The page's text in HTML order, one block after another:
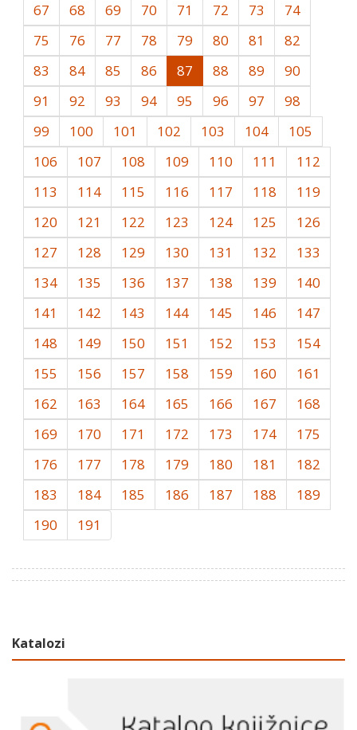
67
68 69 70 71 72 73
74
75
76 77 78 79 80 81
82
83
84 85 86 87 88 89
90
91
92 93 94 95 96 97
98
99
100 101 102 103 104
105
106
107 108 109 110 111
112
113
114 115 116 117 118
119
120
121 122 123 124 125
126
127
128 129 130 131 132
133
134
135 136 137 138 139
140
141
142 143 144 145 146
147
148
149 150 151 152 153
154
155
156 157 158 159 160
161
162
163 164 165 166 167
168
169
170 171 172 173 174
175
176
177 178 179 180 181
182
183
184 185 186 187 188
189
190
191
Katalozi